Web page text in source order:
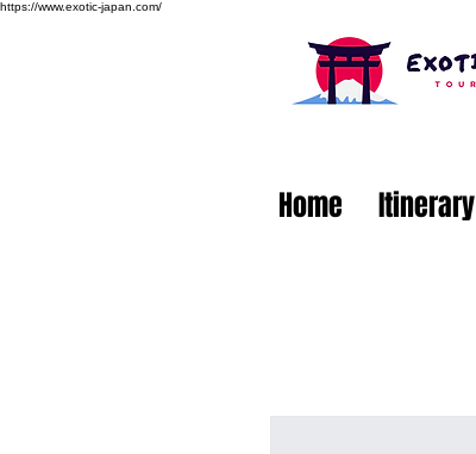
https://www.exotic-japan.com/
Home Itinerary